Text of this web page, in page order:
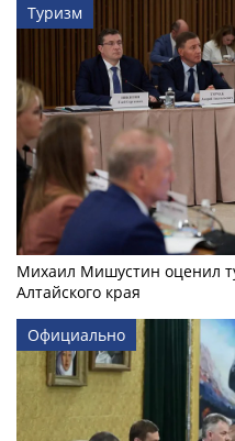
Туризм
Михаил Мишустин оценил
Алтайского края
Официально